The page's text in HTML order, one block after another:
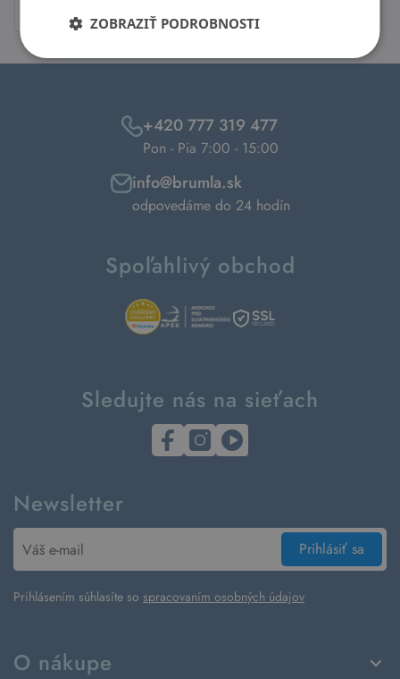
O nákupe
+420 777 319 477
Pon - Pia 7:00 - 15:00
info@brumla.sk
odpovedáme do 24 hodín
Spoľahlivý obchod
Sledujte nás na sieťach
Newsletter
Prihlásiť sa
Prihlásením súhlasíte so spracovaním osobných údajov
ZOBRAZIŤ PODROBNOSTI